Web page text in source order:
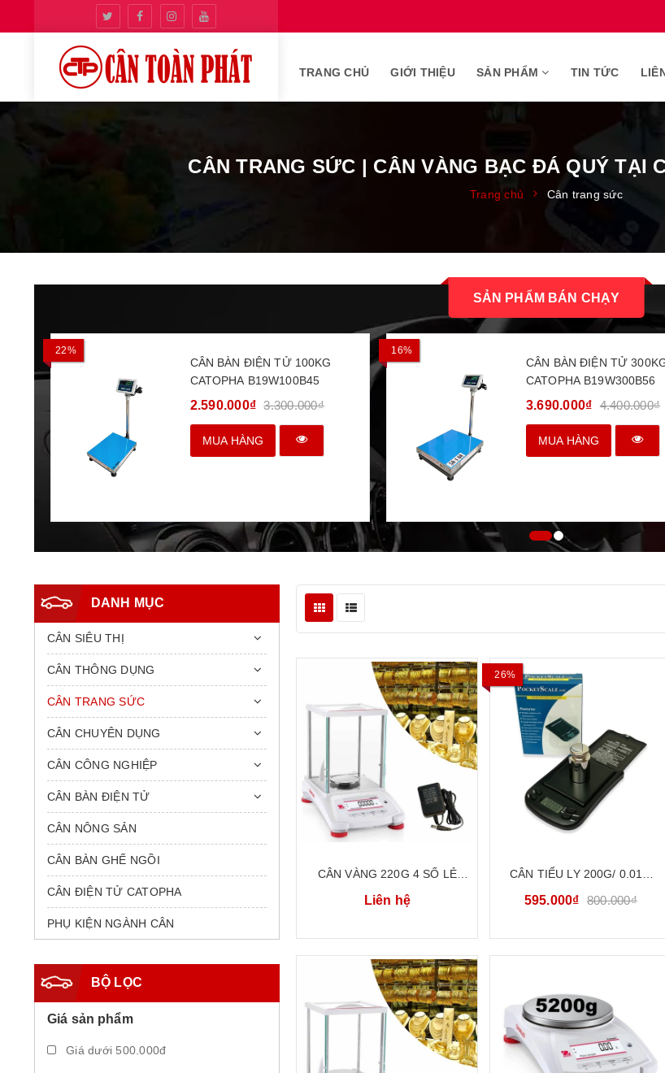
TRANG CHỦ GIỚI THIỆU SẢN PHẨM TIN TỨC
CÂN TRANG SỨC | CÂN VÀNG BẠC ĐÁ QUÝ TẠI
Trang chủ Cân trang sức
SẢN PHẨM BÁN CHẠY
22%
CÂN BÀN ĐIỆN TỬ 100KG
CATOPHA B19W100B45
2.590.000₫ 3.300.000₫
MUA HÀNG
16%
CÂN BÀN ĐIỆN TỬ
CATOPHA B19W300B56
3.690.000₫ 4.400.000₫
MUA HÀNG
CÂN VÀNG 220G 4 SỐ LẺ
CÂN PHÂN TÍCH PHÒNG THÍ
NGHIỆM OHAUS PX224E
Liên hệ
26%
CÂN TIỂU LY 200G/ 0.01G
595.000₫ 800.000₫
DANH MỤC
CÂN SIÊU THỊ
CÂN THÔNG DỤNG
CÂN TRANG SỨC
CÂN CHUYÊN DỤNG
CÂN CÔNG NGHIỆP
CÂN BÀN ĐIỆN TỬ
CÂN NÔNG SẢN
CÂN BÀN GHẾ NGỒI
CÂN ĐIỆN TỬ CATOPHA
PHỤ KIỆN NGÀNH CÂN
BỘ LỌC
Giá sản phẩm
Giá dưới 500.000đ